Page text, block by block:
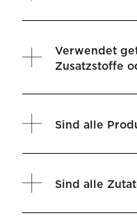
Verwendet
Zusatzstoffe
Sind alle
Sind alle